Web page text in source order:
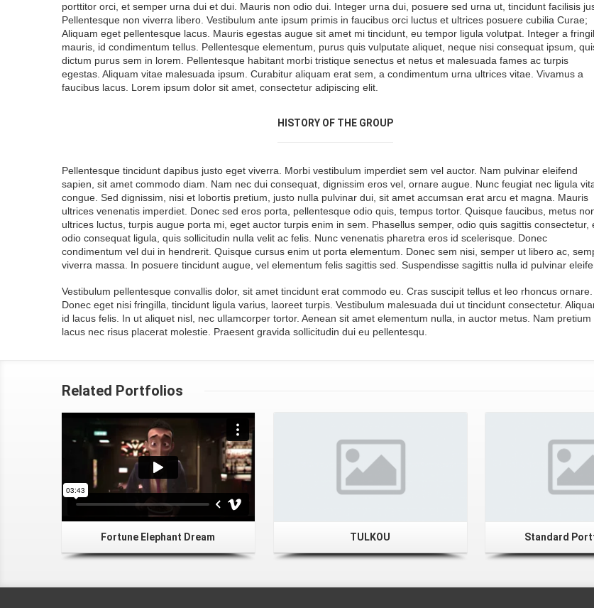
porttitor orci, et semper urna dui et dui. Mauris non odio dui. Integer urna dui, posuere sed urna ut, tincidunt facilisis
Pellentesque non viverra libero. Vestibulum ante ipsum primis in faucibus orci luctus et ultrices posuere cubilia Curae;
Aliquam eget pellentesque lacus. Mauris egestas augue sit amet mi tincidunt, eu tempor ligula volutpat. Integer a
mauris, id condimentum tellus. Pellentesque elementum, purus quis vulputate aliquet, neque nisi consequat ipsum,
dictum purus sem in lorem. Pellentesque habitant morbi tristique senectus et netus et malesuada fames ac turpis
egestas. Aliquam vitae malesuada ipsum. Curabitur aliquam erat sem, a condimentum urna ultrices vitae. Vivamus a
faucibus lacus. Lorem ipsum dolor sit amet, consectetur adipiscing elit.
HISTORY OF THE GROUP
Pellentesque tincidunt dapibus justo eget viverra. Morbi vestibulum imperdiet sem vel auctor. Nam pulvinar eleifend
sapien, sit amet commodo diam. Nam nec dui consequat, dignissim eros vel, ornare augue. Nunc feugiat nec ligula
congue. Sed dignissim, nisi et lobortis pretium, justo nulla pulvinar dui, sit amet accumsan erat arcu et magna. Mauris
ultrices venenatis imperdiet. Donec sed eros porta, pellentesque odio quis, tempus tortor. Quisque faucibus, metus
ultrices luctus, turpis augue porta mi, eget auctor turpis enim in sem. Phasellus semper, odio quis sagittis consectetur,
odio consequat ligula, quis sollicitudin nulla velit ac felis. Nunc venenatis pharetra eros id scelerisque. Donec
condimentum vel dui in hendrerit. Quisque cursus enim ut porta elementum. Donec sem nisi, semper ut libero ac,
viverra massa. In posuere tincidunt augue, vel elementum felis sagittis sed. Suspendisse sagittis nulla id pulvinar
Vestibulum pellentesque convallis dolor, sit amet tincidunt erat commodo eu. Cras suscipit tellus et leo rhoncus ornare.
Donec eget nisi fringilla, tincidunt ligula varius, laoreet turpis. Vestibulum malesuada dui ut tincidunt consectetur.
id lacus felis. In ut aliquet nisl, nec ullamcorper tortor. Aenean sit amet elementum nulla, in auctor metus. Nam pretium
lacus nec risus placerat molestie. Praesent gravida sollicitudin dui eu pellentesqu.
Related Portfolios
Fortune Elephant Dream TULKOU Standard